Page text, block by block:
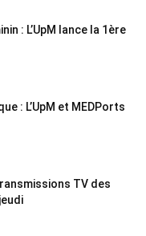
: L’UpM lance la 1ère
: L’UpM et MEDPorts
TV des